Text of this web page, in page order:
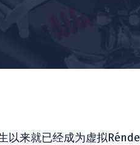
以来就已经成为虚拟